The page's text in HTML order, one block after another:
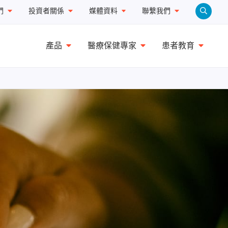
投資者關係 媒體資料 聯繫我們
產品 醫療保健專家 患者教育